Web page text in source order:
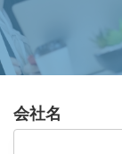
会社名